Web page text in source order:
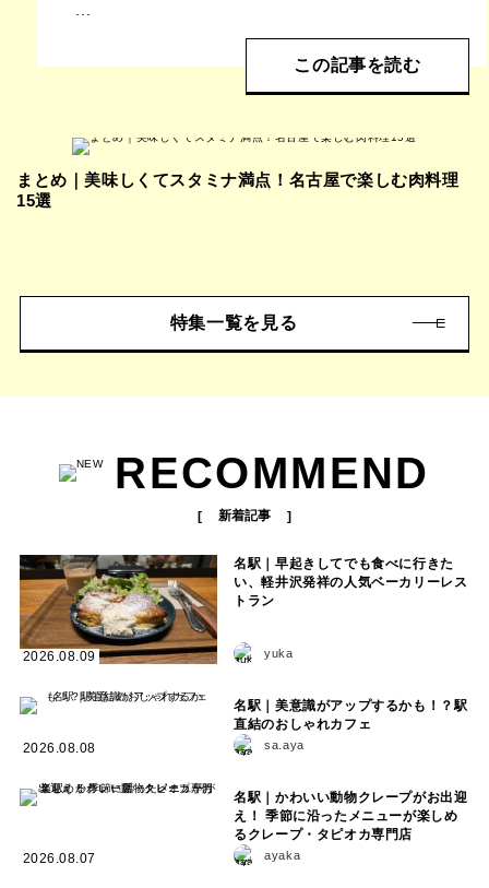
...
この記事を読む
まとめ｜美味しくてスタミナ満点！名古屋で楽しむ肉料理
15選
特集一覧を見る
RECOMMEND
新着記事
2026.08.09
名駅｜早起きしてでも食べに行きた
い、軽井沢発祥の人気ベーカリーレス
トラン
yuka
2026.08.08
名駅｜美意識がアップするかも！？駅
直結のおしゃれカフェ
sa.aya
2026.08.07
名駅｜かわいい動物クレープがお出迎
え！ 季節に沿ったメニューが楽しめ
るクレープ・タピオカ専門店
ayaka